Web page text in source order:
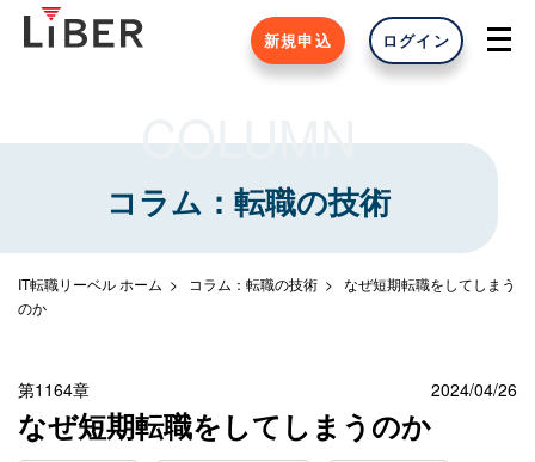
新規申込 ログイン
COLUMN
コラム：転職の技術
IT転職リーベル ホーム コラム：転職の技術
なぜ短期転職をしてしまう
のか
第1164章 2024/04/26
なぜ短期転職をしてしまうのか